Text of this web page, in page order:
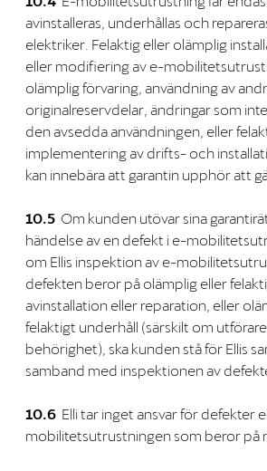
avinstalleras, underhållas och
elektriker. Felaktig eller olämplig
eller modifiering av e-
olämplig förvaring, användning av
originalreservdelar, ändringar som
den avsedda användningen, eller
implementering av drifts- och
kan innebära att garantin upphör att
10.5 Om kunden utövar sina
händelse av en defekt i e-
om Ellis inspektion av e-
defekten beror på olämplig eller
avinstallation eller reparation, eller
felaktigt underhåll (särskilt om
behörighet), ska kunden stå för Ellis
samband med inspektionen av
10.6 Elli tar inget ansvar för defekter
mobilitetsutrustningen som beror på